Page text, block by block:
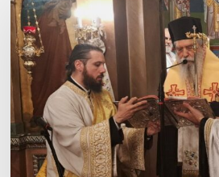
Παράκληση
στον
Ι.Ν.
Κοιμήσεως
της
Θεοτόκου
Μαγούλας